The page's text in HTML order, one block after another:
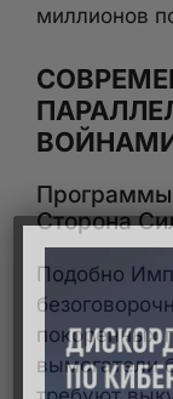
миллионов
Сторона
Подобно
покоренных
вымогатели